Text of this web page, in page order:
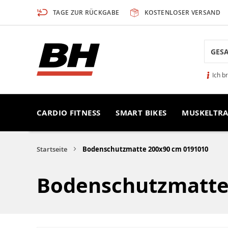
Inhalt
springen
TAGE ZUR RÜCKGABE KOSTENLOSER VERSAND
Search
Ich
CARDIO FITNESS SMART BIKES
Startseite Bodenschutzmatte 200x90 cm 0191010